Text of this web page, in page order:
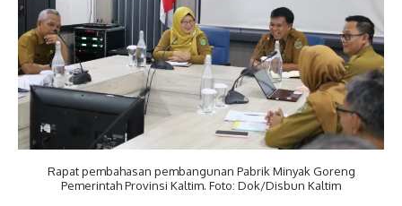
Rapat pembahasan pembangunan Pabrik Minyak Goreng
Pemerintah Provinsi Kaltim. Foto: Dok/Disbun Kaltim